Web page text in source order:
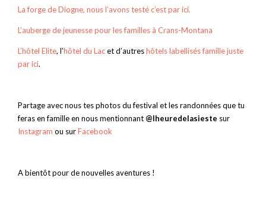
La forge de Diogne, nous l’avons testé c’est par ici.
L’auberge de jeunesse pour les familles à Crans-Montana
L’hôtel Elite, l’hôtel du Lacet d’autreshôtels labellisés famille juste
par ici.
Partage avec nous tes photos du festival et les randonnées que tu
feras en famille en nous mentionnant @lheuredelasieste sur
Instagram ou surFacebook
A bientôt pour de nouvelles aventures !